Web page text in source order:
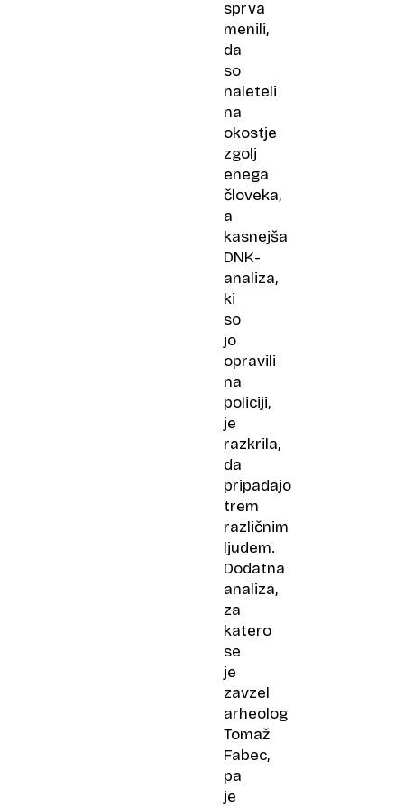
sprva
menili,
da
so
naleteli
na
okostje
zgolj
enega
človeka,
a
kasnejša
DNK-
analiza,
ki
so
jo
opravili
na
policiji,
je
razkrila,
da
pripadajo
trem
različnim
ljudem.
Dodatna
analiza,
za
katero
se
je
zavzel
arheolog
Tomaž
Fabec,
pa
je